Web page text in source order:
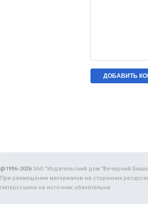
@1996-2026ЗАО "Издательский дом "Вечерний
При размещении материалов на сторонних
гиперссылка на источник обязательна.